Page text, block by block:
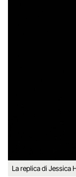
La replica di Jessica